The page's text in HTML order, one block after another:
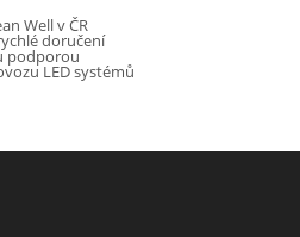
Well v ČR
doručení
podporou
LED systémů